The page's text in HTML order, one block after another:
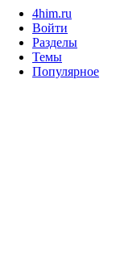
4him.ru
Войти
Разделы
Темы
Популярное